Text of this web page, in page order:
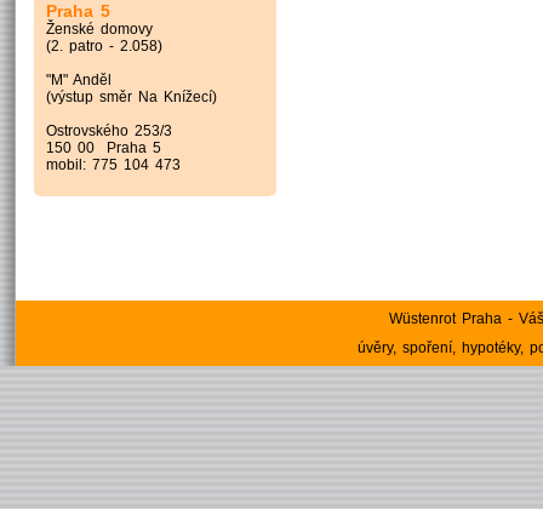
Praha 5
Ženské domovy
(2. patro - 2.058)
"M" Anděl
(výstup směr Na Knížecí)
Ostrovského 253/3
150 00 Praha 5
mobil: 775 104 473
Wüstenrot Praha -
úvěry, spoření, hypotéky,